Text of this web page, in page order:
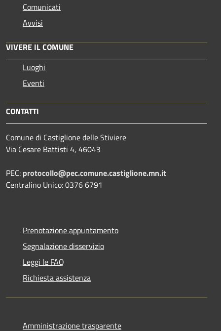
Comunicati
Avvisi
VIVERE IL COMUNE
Luoghi
Eventi
CONTATTI
Comune di Castiglione delle Stiviere
Via Cesare Battisti 4, 46043
PEC: protocollo@pec.comune.castiglione.mn.it
Centralino Unico: 0376 6791
Prenotazione appuntamento
Segnalazione disservizio
Leggi le FAQ
Richiesta assistenza
Amministrazione trasparente